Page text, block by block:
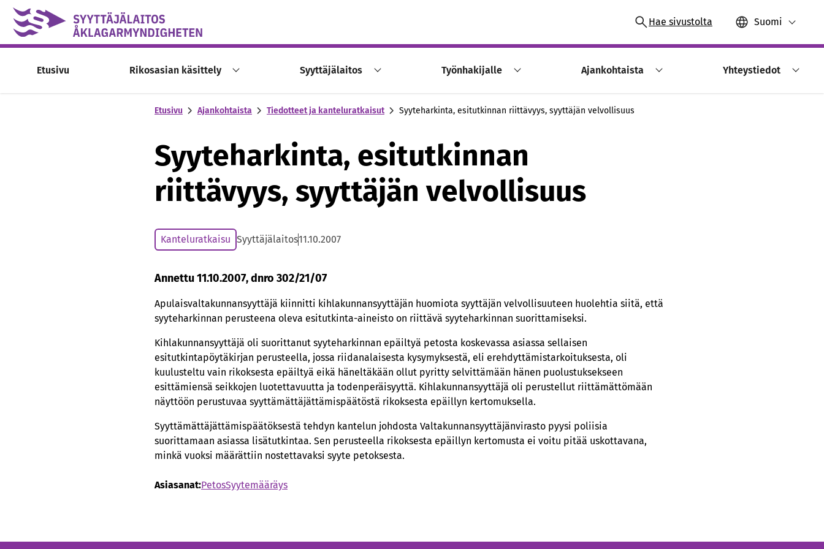
Skip to content -saavutettavuusohje
Hae sivustolta Suomi
Etusivu Rikosasian käsittely Syyttäjälaitos Työnhakijalle Ajankohtaista Yhteystiedot
Etusivu Ajankohtaista Tiedotteet ja kanteluratkaisut Syyteharkinta, esitutkinnan riittävyys, syyttäjän velvollisuus
Syyteharkinta, esitutkinnan
riittävyys, syyttäjän velvollisuus
Kanteluratkaisu Syyttäjälaitos11.10.2007
Annettu 11.10.2007, dnro 302/21/07
Apulaisvaltakunnansyyttäjä kiinnitti kihlakunnansyyttäjän huomiota syyttäjän velvollisuuteen huolehtia siitä, että
syyteharkinnan perusteena oleva esitutkinta-aineisto on riittävä syyteharkinnan suorittamiseksi.
Kihlakunnansyyttäjä oli suorittanut syyteharkinnan epäiltyä petosta koskevassa asiassa sellaisen
esitutkintapöytäkirjan perusteella, jossa riidanalaisesta kysymyksestä, eli erehdyttämistarkoituksesta, oli
kuulusteltu vain rikoksesta epäiltyä eikä häneltäkään ollut pyritty selvittämään hänen puolustuksekseen
esittämiensä seikkojen luotettavuutta ja todenperäisyyttä. Kihlakunnansyyttäjä oli perustellut riittämättömään
näyttöön perustuvaa syyttämättäjättämispäätöstä rikoksesta epäillyn kertomuksella.
Syyttämättäjättämispäätöksestä tehdyn kantelun johdosta Valtakunnansyyttäjänvirasto pyysi poliisia
suorittamaan asiassa lisätutkintaa. Sen perusteella rikoksesta epäillyn kertomusta ei voitu pitää uskottavana,
minkä vuoksi määrättiin nostettavaksi syyte petoksesta.
Asiasanat:PetosSyytemääräys